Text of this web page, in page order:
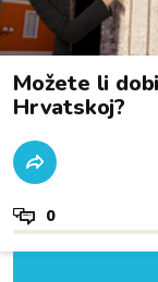
Možete li
Hrvatskoj?
0